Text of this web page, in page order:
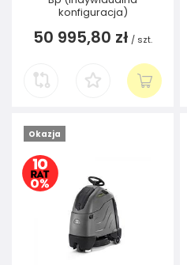
konfiguracja)
50 995,80 zł / szt.
Okazja